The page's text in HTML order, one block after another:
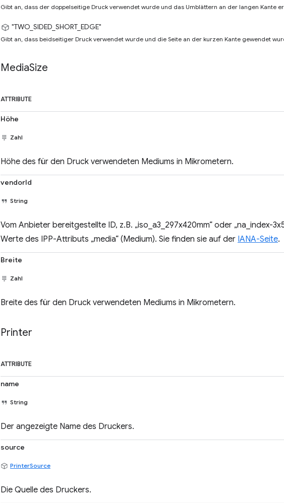
Gibt an, dass der doppelseitige Druck verwendet wurde und das Umblättern an der langen Kante
"TWO_SIDED_SHORT_EDGE"
Gibt an, dass beidseitiger Druck verwendet wurde und die Seite an der kurzen Kante gewendet
MediaSize
ATTRIBUTE
Höhe
Zahl
Höhe des für den Druck verwendeten Mediums in Mikrometern.
vendorId
String
Vom Anbieter bereitgestellte ID, z.B. „iso_a3_297x420mm“ oder „na_index-
Werte des IPP-Attributs „media“ (Medium). Sie finden sie auf der IANA-Seite.
Breite
Zahl
Breite des für den Druck verwendeten Mediums in Mikrometern.
Printer
ATTRIBUTE
name
String
Der angezeigte Name des Druckers.
source
PrinterSource
Die Quelle des Druckers.